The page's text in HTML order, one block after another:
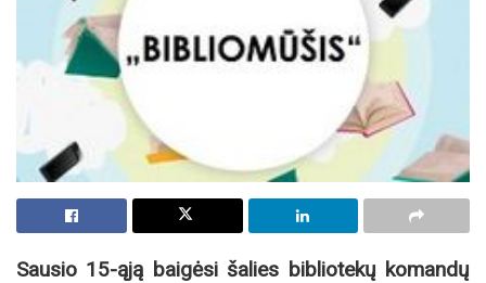
Sausio 15-ąją baigėsi šalies bibliotekų komandų